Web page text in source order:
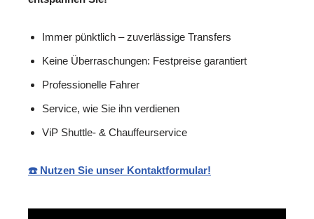
Immer pünktlich – zuverlässige Transfers
Keine Überraschungen: Festpreise garantiert
Professionelle Fahrer
Service, wie Sie ihn verdienen
ViP Shuttle- & Chauffeurservice
☎️ Nutzen Sie unser Kontaktformular!